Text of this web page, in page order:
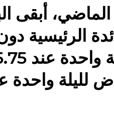
الماضي،
الرئيسية